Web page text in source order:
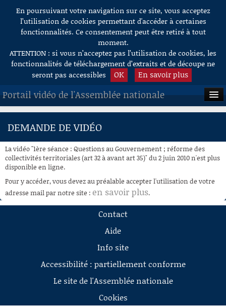
Aller au contenu
En poursuivant votre navigation sur ce site, vous acceptez
l’utilisation de cookies permettant d'accéder à certaines
fonctionnalités. Ce consentement peut être retiré à tout
moment.
ATTENTION : si vous n’acceptez pas l’utilisation de cookies, les
fonctionnalités de téléchargement d’extraits et de découpe ne
seront pas accessibles
OK En savoir plus
Portail vidéo de l'Assemblée nationale
ACCUEIL
À LA DEMANDE
RECHERCHE
AIDE À LA DÉCOUPE
DE VIDÉOS
DEMANDE DE VIDÉO
La vidéo "1ère séance : Questions au Gouvernement ; réforme des
collectivités territoriales (art 32 à avant art 35)" du 2 juin 2010 n'est plus
disponible en ligne.
Pour y accéder, vous devez au préalable accepter l'utilisation de votre
adresse mail par notre site : en savoir plus.
Contact
Aide
Info site
Accessibilité : partiellement conforme
Le site de l'Assemblée nationale
Cookies